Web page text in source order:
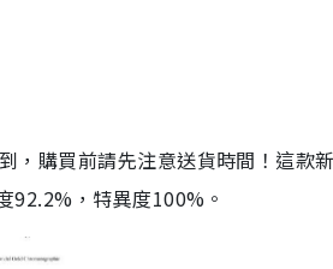
，購買前請先注意送貨時間！這款
，特異度100%。